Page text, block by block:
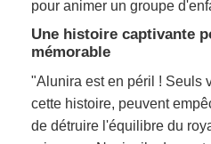
pour animer un groupe
Une histoire captivante
mémorable
"Alunira est en péril ! Seuls
cette histoire, peuvent
de détruire l'équilibre du